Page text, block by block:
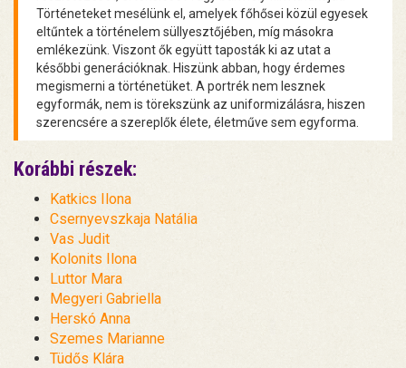
Történeteket mesélünk el, amelyek főhősei közül egyesek
eltűntek a történelem süllyesztőjében, míg másokra
emlékezünk. Viszont ők együtt taposták ki az utat a
későbbi generációknak. Hiszünk abban, hogy érdemes
megismerni a történetüket. A portrék nem lesznek
egyformák, nem is törekszünk az uniformizálásra, hiszen
szerencsére a szereplők élete, életműve sem egyforma.
Korábbi részek:
Katkics Ilona
Csernyevszkaja Natália
Vas Judit
Kolonits Ilona
Luttor Mara
Megyeri Gabriella
Herskó Anna
Szemes Marianne
Tüdős Klára